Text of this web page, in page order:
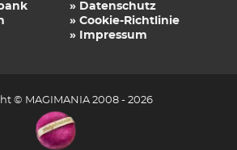
» Datenschutz
» Cookie-Richtlinie
» Impressum
© MAGIMANIA 2008 - 2026